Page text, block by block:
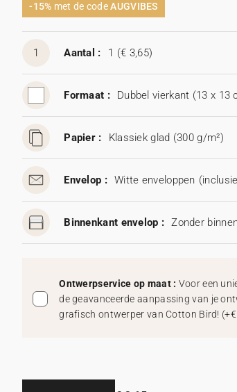
-15% met de codeAUGVIBES
1 Aantal : 1 (€ 3,65)
Formaat : Dubbel vierkant (13 x 13
Papier : Klassiek glad (300 g/m²)
Envelop : Witte enveloppen
Binnenkant envelop : Zonder
Ontwerpservice op maat : Voor een
de geavanceerde aanpassing van je
grafisch ontwerper van Cotton Bird! (